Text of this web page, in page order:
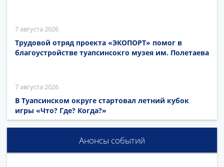
7 августа 2026
Трудовой отряд проекта «ЭКОПОРТ» помог в
благоустройстве туапсинсокго музея им. Полетаева
7 августа 2026
В Туапсинском округе стартовал летний кубок
игры «Что? Где? Когда?»
Анонсы событий